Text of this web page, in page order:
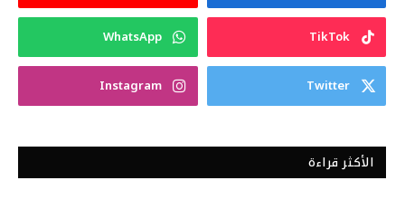
TikTok
WhatsApp
Twitter
Instagram
الأكثر قراءة